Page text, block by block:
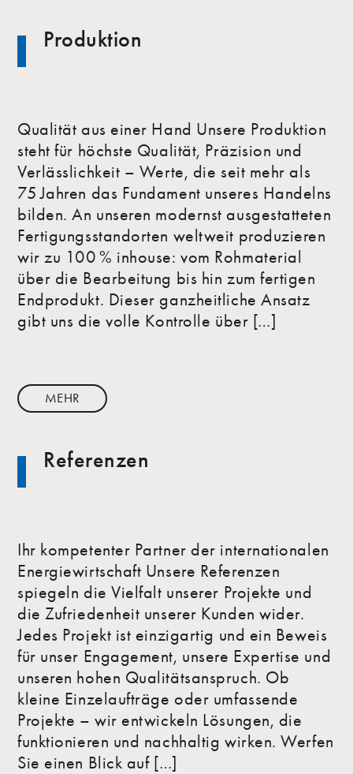
Produktion
Qualität aus einer Hand Unsere Produktion
steht für höchste Qualität, Präzision und
Verlässlichkeit – Werte, die seit mehr als
75 Jahren das Fundament unseres Handelns
bilden. An unseren modernst ausgestatteten
Fertigungsstandorten weltweit produzieren
wir zu 100 % inhouse: vom Rohmaterial
über die Bearbeitung bis hin zum fertigen
Endprodukt. Dieser ganzheitliche Ansatz
gibt uns die volle Kontrolle über […]
MEHR
Referenzen
Ihr kompetenter Partner der internationalen
Energiewirtschaft Unsere Referenzen
spiegeln die Vielfalt unserer Projekte und
die Zufriedenheit unserer Kunden wider.
Jedes Projekt ist einzigartig und ein Beweis
für unser Engagement, unsere Expertise und
unseren hohen Qualitätsanspruch. Ob
kleine Einzelaufträge oder umfassende
Projekte – wir entwickeln Lösungen, die
funktionieren und nachhaltig wirken. Werfen
Sie einen Blick auf […]